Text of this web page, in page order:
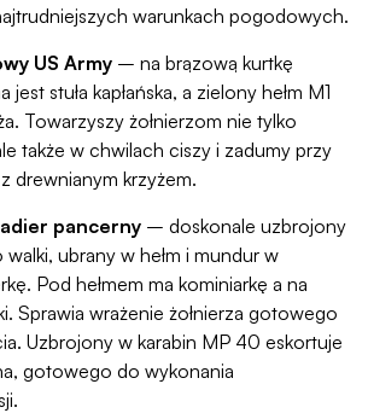
warunkach pogodowych.
US Army – na brązową kurtkę
jest stuła kapłańska, a zielony hełm M1
Towarzyszy żołnierzom nie tylko
także w chwilach ciszy i zadumy przy
drewnianym krzyżem.
pancerny – doskonale uzbrojony
ubrany w hełm i mundur w
Pod hełmem ma kominiarkę a na
Sprawia wrażenie żołnierza gotowego
Uzbrojony w karabin MP 40 eskortuje
gotowego do wykonania